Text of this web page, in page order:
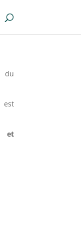
du
est
et